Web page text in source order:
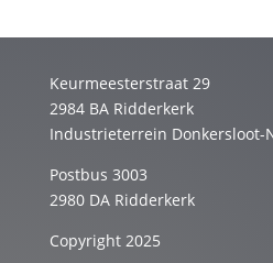
Keurmeesterstraat 29
2984 BA Ridderkerk
Industrieterrein Donkersloot-
Postbus 3003
2980 DA Ridderkerk
Copyright 2025